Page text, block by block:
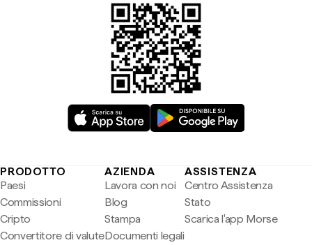
PRODOTTO
Paesi
Commissioni
Cripto
Convertitore di valute
AZIENDA
Lavora con noi
Blog
Stampa
Documenti legali
ASSISTENZA
Centro Assistenza
Stato
Scarica l'app Morse